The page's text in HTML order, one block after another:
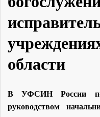
области
В УФСИН России по
руководством